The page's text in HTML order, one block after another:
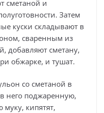
сметаной и
Затем
куски складывают в
сваренным из
добавляют сметану,
обжарке, и тушат.
со сметаной в
него поджаренную,
кипятят,